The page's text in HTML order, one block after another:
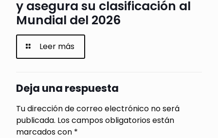
y asegura su clasificación al
Mundial del 2026
Leer más
Deja una respuesta
Tu dirección de correo electrónico no será
publicada. Los campos obligatorios están
marcados con *